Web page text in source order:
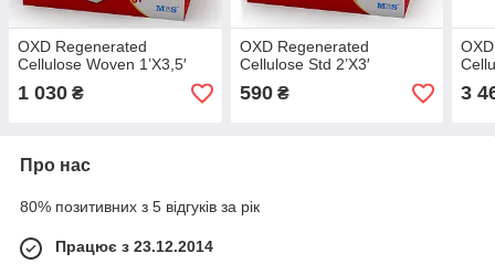
OXD Regenerated
Cellulose Woven 1’X3,5′
1 030 ₴
OXD Regenerated
Cellulose Std 2’X3′
590₴ 3
Про нас
80% позитивних з 5 відгуків за рік
Працює з 23.12.2014